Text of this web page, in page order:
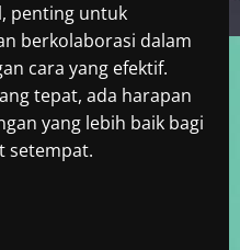
penting untuk
berkolaborasi dalam
cara yang efektif.
tepat, ada harapan
yang lebih baik bagi
setempat.